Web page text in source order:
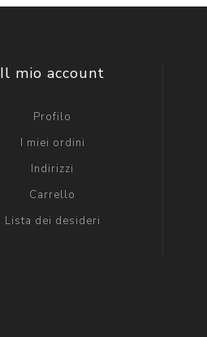
Il mio account
Profilo
I miei ordini
Indirizzi
Carrello
Lista dei desideri